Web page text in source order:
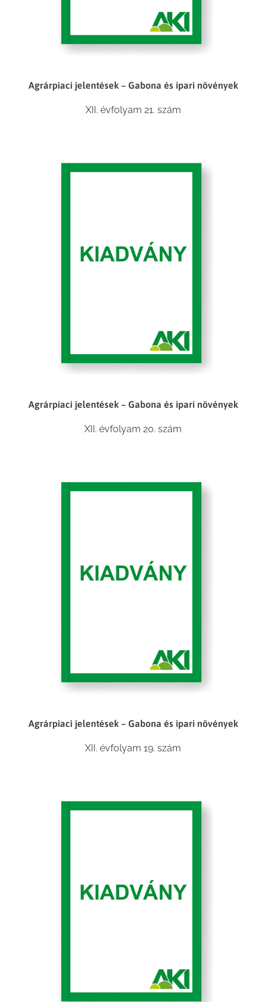
Agrárpiaci jelentések – Gabona és ipari növények
XII. évfolyam 21. szám
Agrárpiaci jelentések – Gabona és ipari növények
XII. évfolyam 20. szám
Agrárpiaci jelentések – Gabona és ipari növények
XII. évfolyam 19. szám